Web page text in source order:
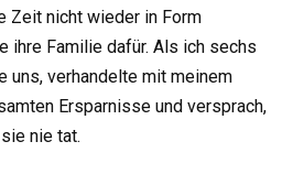
Zeit nicht wieder in Form
ihre Familie dafür. Als ich sechs
uns, verhandelte mit meinem
Ersparnisse und versprach,
nie tat.